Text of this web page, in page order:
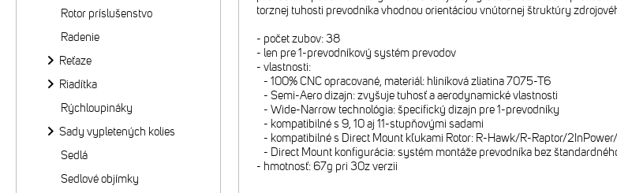
torznej tuhosti prevodníka vhodnou orientáciou vnútornej štruktúry
- počet zubov: 38
- len pre 1-prevodníkový systém prevodov
- vlastnosti:
- 100% CNC opracované, materiál: hliníková zliatina 7075-T6
- Semi-Aero dizajn: zvyšuje tuhosť a aerodynamické vlastnosti
- Wide-Narrow technológia: špecifický dizajn pre 1-prevodníky
- kompatibilné s 9, 10 aj 11-stupňovými sadami
- kompatibilné s Direct Mount kľukami Rotor: R-Hawk/R-Raptor/
- Direct Mount konfigurácia: systém montáže prevodníka bez
- hmotnosť: 67g pri 30z verzii
Rotor príslušenstvo
Radenie
Reťaze
Riadítka
Rýchloupináky
Sady vypletených kolies
Sedlá
Sedlové objímky